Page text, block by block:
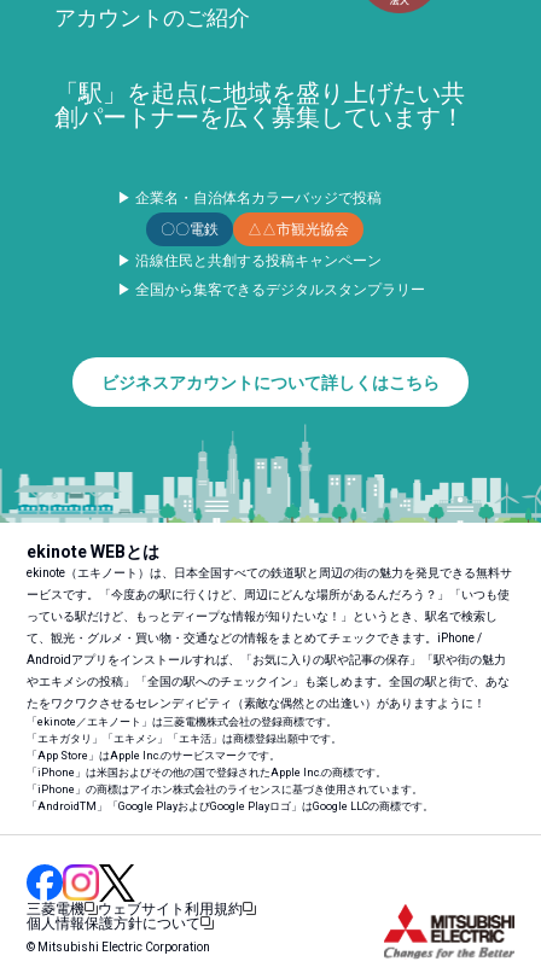
アカウントのご紹介
「駅」を起点に地域を盛り上げたい共
創パートナーを広く募集しています！
▶ 企業名・自治体名カラーバッジで投稿
〇〇電鉄
△△市観光協会
▶ 沿線住民と共創する投稿キャンペーン
▶ 全国から集客できるデジタルスタンプラリー
ビジネスアカウントについて詳しくはこちら
ekinote WEBとは
ekinote（エキノート）は、日本全国すべての鉄道駅と周辺の街の魅力を発見できる無料サ
ービスです。「今度あの駅に行くけど、周辺にどんな場所があるんだろう？」「いつも使
っている駅だけど、もっとディープな情報が知りたいな！」というとき、駅名で検索し
て、観光・グルメ・買い物・交通などの情報をまとめてチェックできます。iPhone /
Androidアプリをインストールすれば、「お気に入りの駅や記事の保存」「駅や街の魅力
やエキメシの投稿」「全国の駅へのチェックイン」も楽しめます。全国の駅と街で、あな
たをワクワクさせるセレンディピティ（素敵な偶然との出逢い）がありますように！
「ekinote／エキノート」は三菱電機株式会社の登録商標です。
「エキガタリ」「エキメシ」「エキ活」は商標登録出願中です。
「App Store」はApple Inc.のサービスマークです。
「iPhone」は米国およびその他の国で登録されたApple Inc.の商標です。
「iPhone」の商標はアイホン株式会社のライセンスに基づき使用されています。
「AndroidTM 」「Google PlayおよびGoogle Playロゴ」はGoogle LLCの商標です。
三菱電機
ウェブサイト利用規約
個人情報保護方針について
© Mitsubishi Electric Corporation